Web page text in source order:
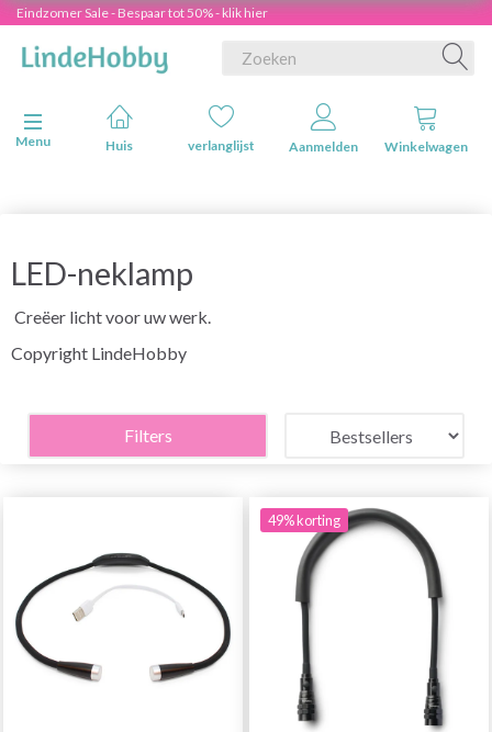
Eindzomer Sale - Bespaar tot 50% - klik hier
Navigatie in-/uitschakelen
Menu
Huis verlanglijst Aanmelden Winkelwagen
LED-neklamp
Creëer licht voor uw werk.
Copyright LindeHobby
Filters
49% korting